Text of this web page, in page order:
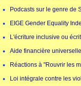
Podcasts sur le genre de
EIGE Gender Equality
L'écriture inclusive ou
Aide financière
Réactions à "Rouvrir les
Loi intégrale contre les